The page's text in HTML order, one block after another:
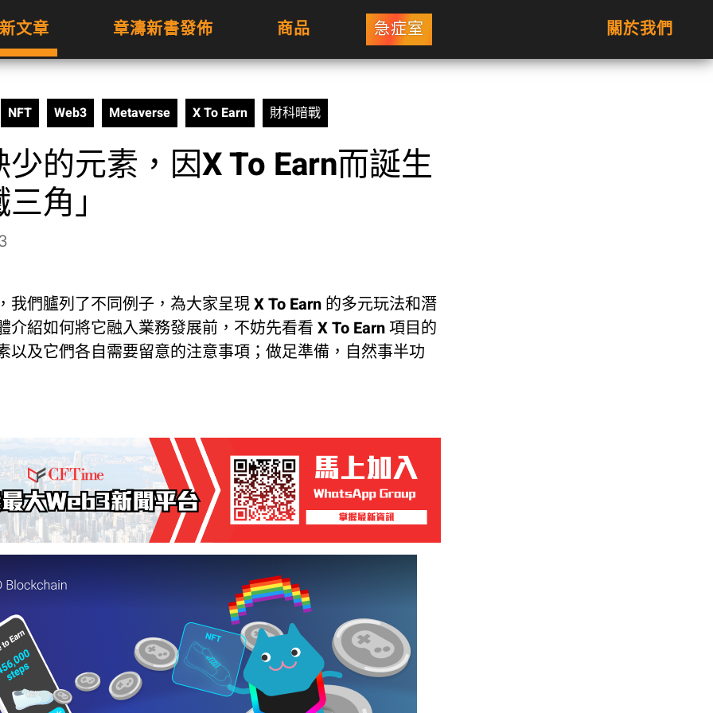
文章 章濤新書發佈 商品 急症室 關於我們
NFT Web3 Metaverse X To Earn 財科暗戰
的元素，因X To Earn而誕生
角」
我們臚列了不同例子，為大家呈現 X To Earn 的多元玩法和潛
介紹如何將它融入業務發展前，不妨先看看 X To Earn 項目的
以及它們各自需要留意的注意事項；做足準備，自然事半功